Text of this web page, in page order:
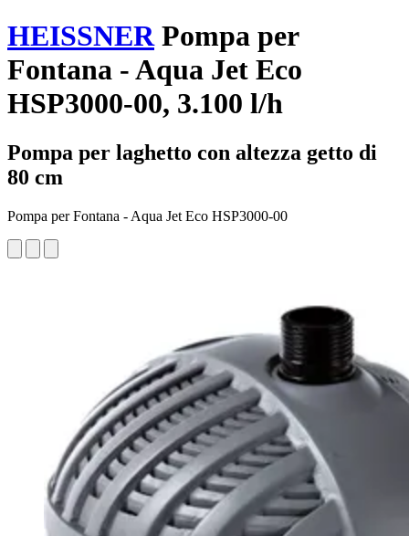
HEISSNERPompa per
Fontana - Aqua Jet Eco
HSP3000-00, 3.100 l/h
Pompa per laghetto con altezza getto di
80 cm
Pompa per Fontana - Aqua Jet Eco HSP3000-00